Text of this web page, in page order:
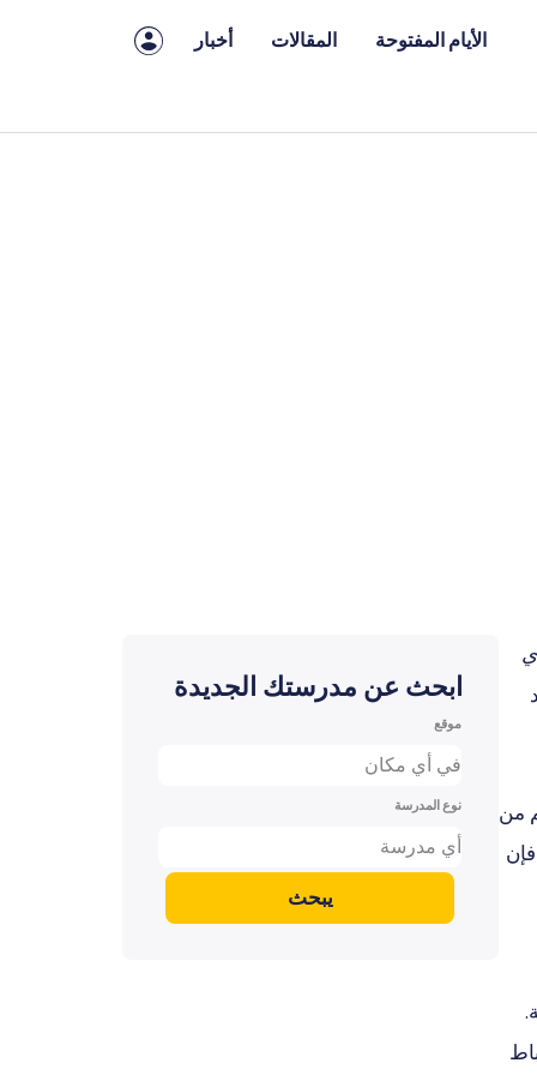
الأيام المفتوحة المقالات أخبار
من
فإن
ابحث عن مدرستك الجديدة
موقع
في أي مكان
نوع المدرسة
أي مدرسة
يبحث